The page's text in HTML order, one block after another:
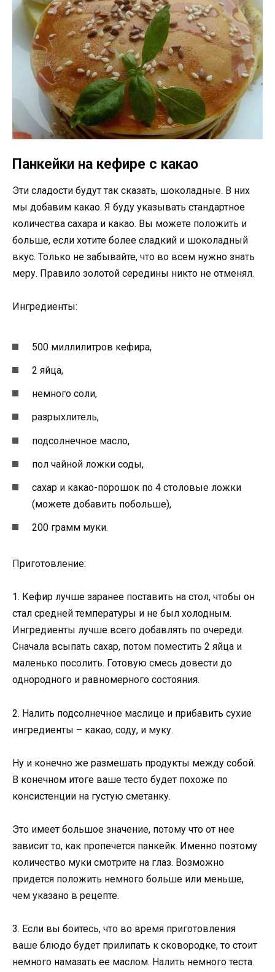
Панкейки на кефире с какао
Эти сладости будут так сказать, шоколадные. В них
мы добавим какао. Я буду указывать стандартное
количества сахара и какао. Вы можете положить и
больше, если хотите более сладкий и шоколадный
вкус. Только не забывайте, что во всем нужно знать
меру. Правило золотой середины никто не отменял.
Ингредиенты:
500 миллилитров кефира,
2 яйца,
немного соли,
разрыхлитель,
подсолнечное масло,
пол чайной ложки соды,
сахар и какао-порошок по 4 столовые ложки
(можете добавить побольше),
200 грамм муки.
Приготовление:
1. Кефир лучше заранее поставить на стол, чтобы он
стал средней температуры и не был холодным.
Ингредиенты лучше всего добавлять по очереди.
Сначала всыпать сахар, потом поместить 2 яйца и
маленько посолить. Готовую смесь довести до
однородного и равномерного состояния.
2. Налить подсолнечное маслице и прибавить сухие
ингредиенты – какао, соду, и муку.
Ну и конечно же размешать продукты между собой.
В конечном итоге ваше тесто будет похоже по
консистенции на густую сметанку.
Это имеет большое значение, потому что от нее
зависит то, как пропечется панкейк. Именно поэтому
количество муки смотрите на глаз. Возможно
придется положить немного больше или меньше,
чем указано в рецепте.
3. Если вы боитесь, что во время приготовления
ваше блюдо будет прилипать к сковородке, то стоит
немного намазать ее маслом. Налить немного теста.